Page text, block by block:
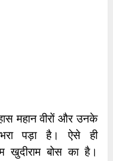
महान वीरों और उनके
पड़ा है। ऐसे ही
खुदीराम बोस का है।